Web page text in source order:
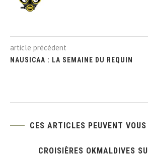
article précédent
NAUSICAA : LA SEMAINE DU REQUIN
CES ARTICLES PEUVENT
CROISIÈRES OKMALDIVES